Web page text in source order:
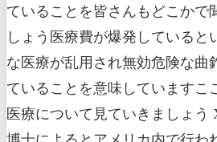
ていることを皆さんもどこかで
しょう医療費が爆発していると
な医療が乱用され無効危険な曲
ていることを意味していますこ
医療について見ていきましょう